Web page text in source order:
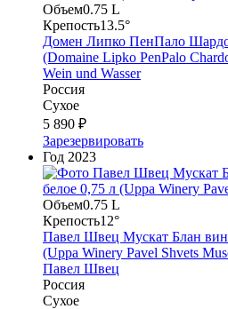
Объем0.75 L
Крепость13.5°
Домен Липко ПенПало
(Domaine Lipko PenPalo
Wein und Wasser
Россия
Сухое
5 890 ₽
Зарезервировать
Год 2023
Объем0.75 L
Крепость12°
Павел Швец Мускат Блан
(Uppa Winery Pavel Shvets
Павел Швец
Россия
Сухое